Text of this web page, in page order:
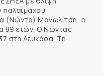
παλαίμαχου
(Νώντα) Μανωλίτση, ο
89 ετών. Ο Νώντας
στη Λευκάδα. Τη ...